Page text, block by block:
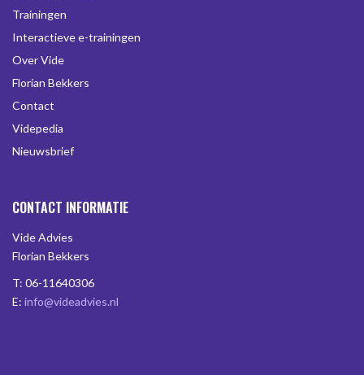
Trainingen
Interactieve e-trainingen
Over Vide
Florian Bekkers
Contact
Videpedia
Nieuwsbrief
CONTACT INFORMATIE
Vide Advies
Florian Bekkers
T: 06-11640306
E: info@videadvies.nl